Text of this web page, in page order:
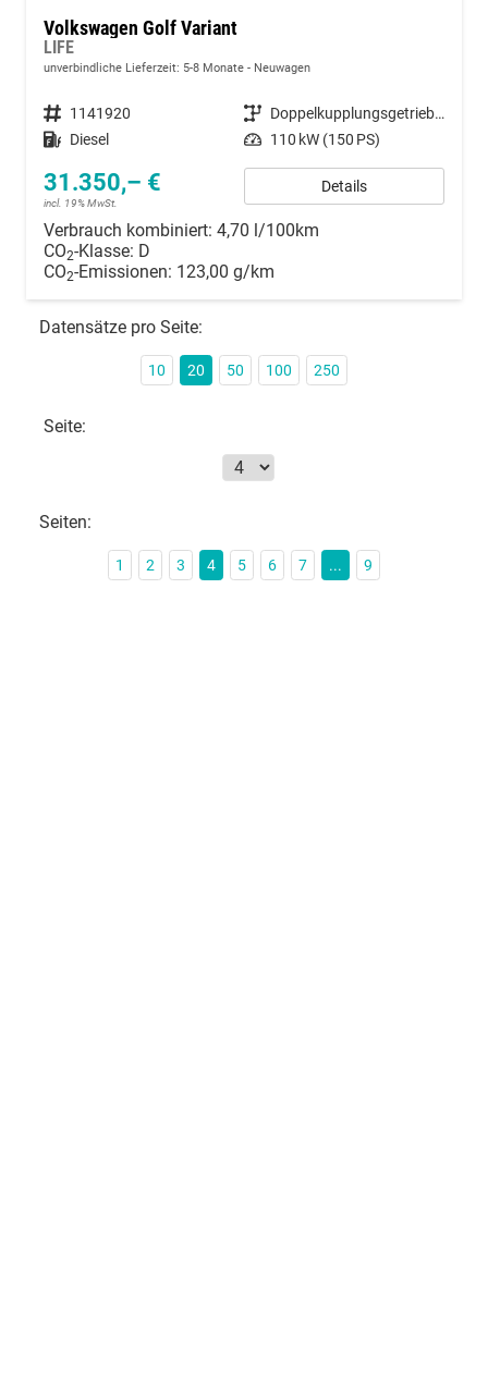
Volkswagen Golf Variant
LIFE
unverbindliche Lieferzeit: 5-8 Monate Neuwagen
Fahrzeugnummer 1141920 Getriebe
Doppelkupplungsgetriebe (DSG)
Kraftstoff Diesel Leistung 110 kW (150 PS)
31.350,– €
incl. 19% MwSt.
Details
Verbrauch kombiniert: 4,70 l/100km
CO2-Klasse: D
CO2-Emissionen: 123,00 g/km
Datensätze pro Seite:
10 20 50 100 250
Seite:
Seiten:
1 2 3 4 5 6 7 ... 9